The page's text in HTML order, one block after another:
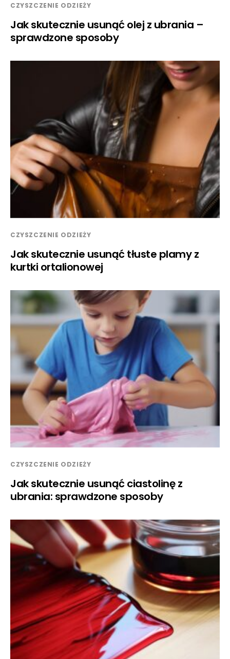
CZYSZCZENIE ODZIEŻY
Jak skutecznie usunąć olej z ubrania –
sprawdzone sposoby
CZYSZCZENIE ODZIEŻY
Jak skutecznie usunąć tłuste plamy z
kurtki ortalionowej
CZYSZCZENIE ODZIEŻY
Jak skutecznie usunąć ciastolinę z
ubrania: sprawdzone sposoby